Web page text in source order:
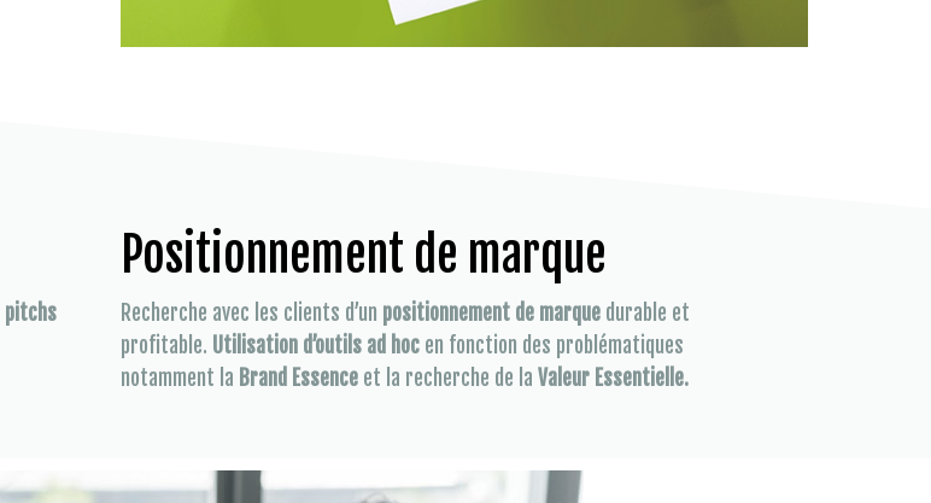
pitchs
Positionnement de marque
Recherche avec les clients d’un positionnement de marque durable et
profitable. Utilisation d’outils ad hoc en fonction des problématiques
notamment la Brand Essence et la recherche de la Valeur Essentielle.